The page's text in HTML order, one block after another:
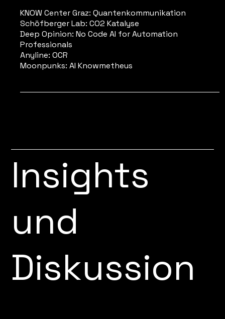
KNOW Center Graz: Quantenkommunikation
Schöfberger Lab: CO2 Katalyse
Deep Opinion: No Code AI for Automation
Professionals
Anyline: OCR
Moonpunks: AI Knowmetheus
Insights
und
Diskussion